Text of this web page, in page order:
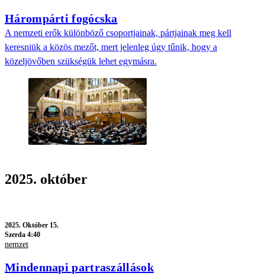
Hárompárti fogócska
A nemzeti erők különböző csoportjainak, pártjainak meg kell
keresniük a közös mezőt, mert jelenleg úgy tűnik, hogy a
közeljövőben szükségük lehet egymásra.
2025. október
2025. Október 15.
Szerda 4:40
nemzet
Mindennapi partraszállások